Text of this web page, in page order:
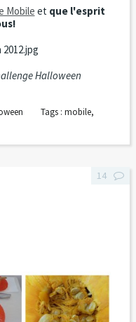
Mobile et que l'esprit
Halloween
Tags : mobile,
14